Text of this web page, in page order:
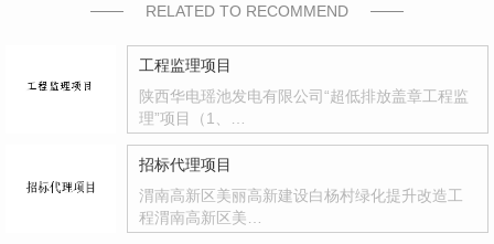
RELATED TO RECOMMEND
工程监理项目
陕西华电瑶池发电有限公司“超低排放盖章工程监
理”项目（1、…
招标代理项目
渭南高新区美丽高新建设白杨村绿化提升改造工
程渭南高新区美…